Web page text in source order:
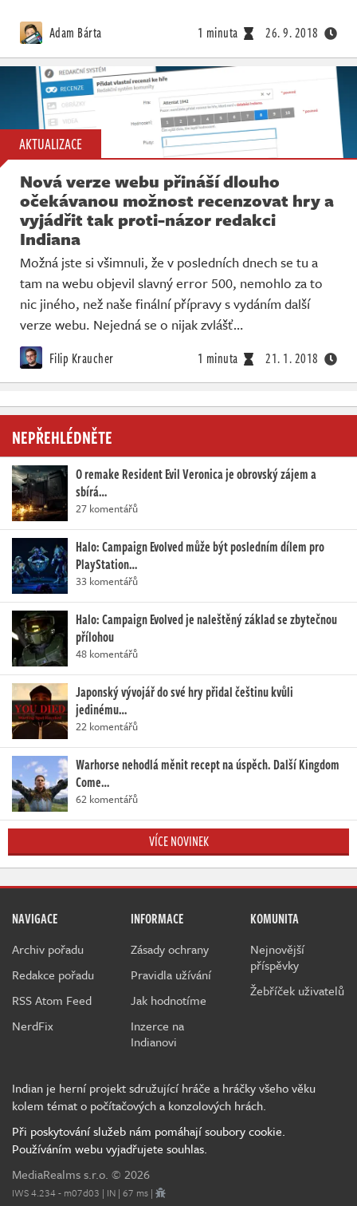
Adam Bárta 1 minuta 26. 9. 2018
AKTUALIZACE
Nová verze webu přináší dlouho
očekávanou možnost recenzovat hry a
vyjádřit tak proti-názor redakci
Indiana
Možná jste si všimnuli, že v posledních dnech se tu a
tam na webu objevil slavný error 500, nemohlo za to
nic jiného, než naše finální přípravy s vydáním další
verze webu. Nejedná se o nijak zvlášť…
Filip Kraucher 1 minuta 21. 1. 2018
NEPŘEHLÉDNĚTE
O remake Resident Evil Veronica je obrovský zájem a
sbírá…
27 komentářů
Halo: Campaign Evolved může být posledním dílem pro
PlayStation…
33 komentářů
Halo: Campaign Evolved je naleštěný základ se zbytečnou
přílohou
48 komentářů
Japonský vývojář do své hry přidal češtinu kvůli
jedinému…
22 komentářů
Warhorse nehodlá měnit recept na úspěch. Další Kingdom
Come…
62 komentářů
VÍCE NOVINEK
NAVIGACE
Archiv pořadu
Redakce pořadu
RSS Atom Feed
NerdFix
INFORMACE
Zásady ochrany
Pravidla užívání
Jak hodnotíme
Inzerce na
Indianovi
KOMUNITA
Nejnovější
příspěvky
Žebříček uživatelů
Indian je herní projekt sdružující hráče a hráčky všeho věku
kolem témat o počítačových a konzolových hrách.
Při poskytování služeb nám pomáhají soubory cookie.
Používáním webu vyjadřujete souhlas.
MediaRealms s.r.o. © 2026
IWS 4.234 - m07d03 | IN | 67 ms |